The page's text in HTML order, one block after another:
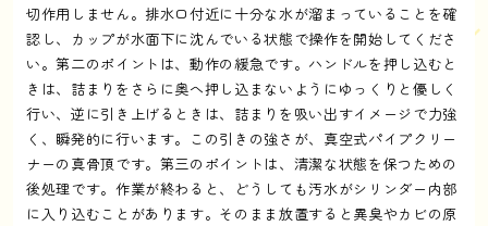
切作用しません。排水口付近に十分な水が溜まっていることを確
認し、カップが水面下に沈んでいる状態で操作を開始してくださ
い。第二のポイントは、動作の緩急です。ハンドルを押し込むと
きは、詰まりをさらに奥へ押し込まないようにゆっくりと優しく
行い、逆に引き上げるときは、詰まりを吸い出すイメージで力強
く、瞬発的に行います。この引きの強さが、真空式パイプクリー
ナーの真骨頂です。第三のポイントは、清潔な状態を保つための
後処理です。作業が終わると、どうしても汚水がシリンダー内部
に入り込むことがあります。そのまま放置すると異臭やカビの原